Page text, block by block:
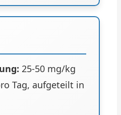
25-50 mg/kg
Tag, aufgeteilt in